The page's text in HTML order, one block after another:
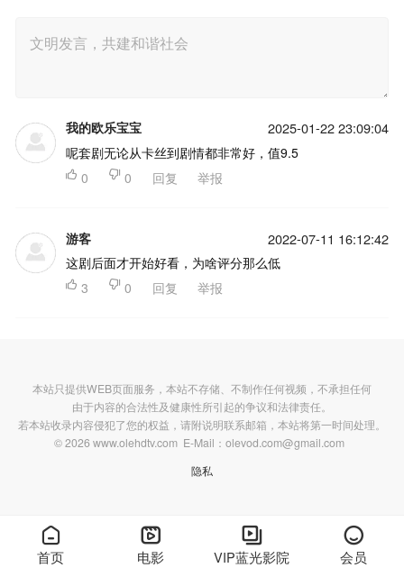
我的欧乐宝宝 2025-01-22 23:09:04
呢套剧无论从卡丝到剧情都非常好，值9.5
 0  0 回复 举报
游客 2022-07-11 16:12:42
这剧后面才开始好看，为啥评分那么低
 3  0 回复 举报
本站只提供WEB页面服务，本站不存储、不制作任何视频，不承担任何
由于内容的合法性及健康性所引起的争议和法律责任。
若本站收录内容侵犯了您的权益，请附说明联系邮箱，本站将第一时间处理。
© 2026 www.olehdtv.com E-Mail：olevod.com@gmail.com
隐私

首页

电影

VIP蓝光影院

会员